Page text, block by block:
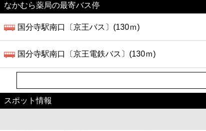
なかむら薬局の最寄バス停
国分寺駅南口〔京王バス〕(130ｍ)
国分寺駅南口〔京王電鉄バス〕(130ｍ)
スポット情報